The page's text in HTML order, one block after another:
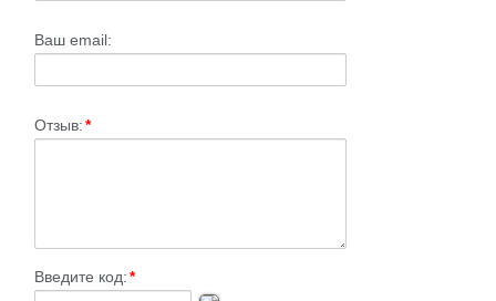
Ваш email:
Отзыв:*
Введите код:*